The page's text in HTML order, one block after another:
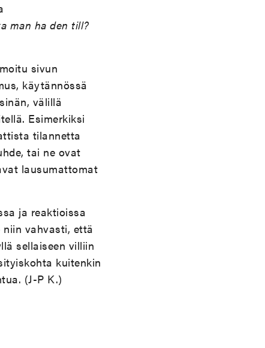
man ha den till?
sivun
käytännössä
välillä
Esimerkiksi
tilannetta
tai ne ovat
lausumattomat
ja reaktioissa
vahvasti, että
sellaiseen villiin
kuitenkin
(J-P K.)